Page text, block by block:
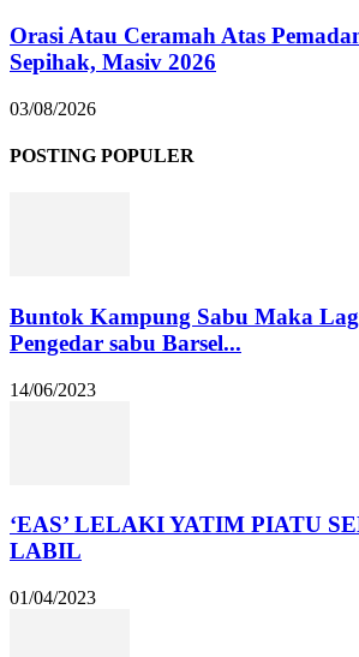
Orasi Atau Ceramah Atas
Sepihak, Masiv 2026
03/08/2026
POSTING POPULER
Buntok Kampung Sabu Maka
Pengedar sabu Barsel...
14/06/2023
‘EAS’ LELAKI YATIM PIATU
LABIL
01/04/2023